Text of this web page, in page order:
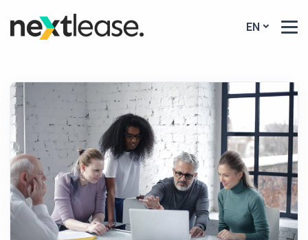
EN